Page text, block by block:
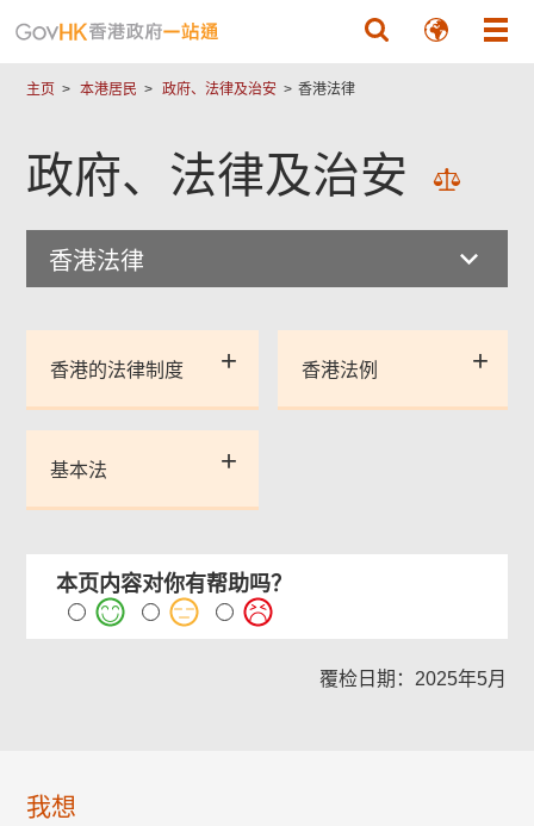
主页 本港居民 政府、法律及治安 香港法律
政府、法律及治安
香港法律
香港的法律制度 香港法例
基本法
本页内容对你有帮助吗？
覆检日期：2025年5月
我想